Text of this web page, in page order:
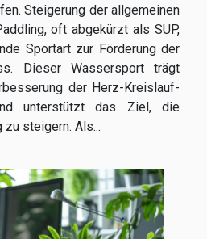
Steigerung der allgemeinen
oft abgekürzt als SUP,
Sportart zur Förderung der
Dieser Wassersport trägt
der Herz-Kreislauf-
unterstützt das Ziel, die
zu steigern. Als...